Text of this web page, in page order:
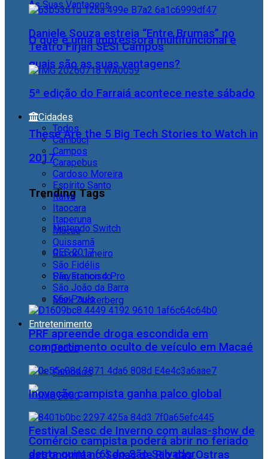
O que é uma impressora multifuncional e
quais são as suas vantagens?
These Are the 5 Big Tech Stories to Watch in
2017
Trending Tags
Nintendo Switch
CES 2017
Playstation 4 Pro
Mark Zuckerberg
Entretenimento
Todos
Famosos
Festival Sesc de Inverno com aulas-show de
astronomia no Senac de Rio das Ostras
Daniele Souza estreia “Entre Brumas” no
Teatro Firjan SESI Campos
5ª edição do Farraiá acontece neste sábado
Cidades
Todos
Cambuci
Campos
Carapebus
Cardoso Moreira
Espírito Santo
Italva
Itaocara
Itaperuna
Macaé
Quissamã
Rio de Janeiro
São Fidélis
São Francisco
São João da Barra
São Paulo
PRF apreende droga escondida em
compartimento oculto de veículo em Macaé
Inovação campista ganha palco global
Comércio campista poderá abrir no feriado
desta quinta (6) do São Salvador